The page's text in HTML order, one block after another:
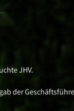
JHV.
der